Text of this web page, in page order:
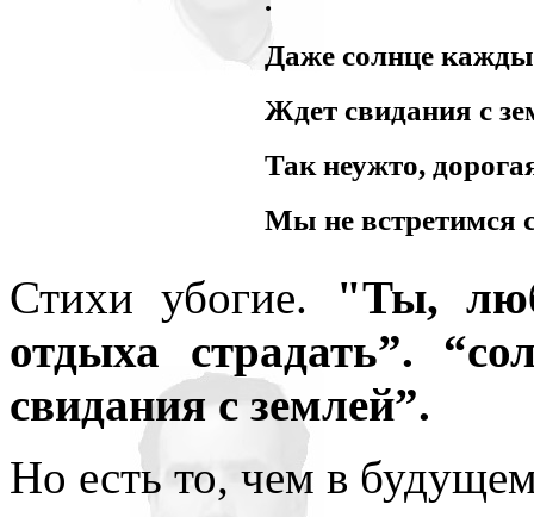
Даже солнце
Ждет свидания с
Так неужто,
Мы не встретимся
Стихи убогие. "Ты,
отдыха страдать”.
свидания с землей”.
Но есть то, чем в